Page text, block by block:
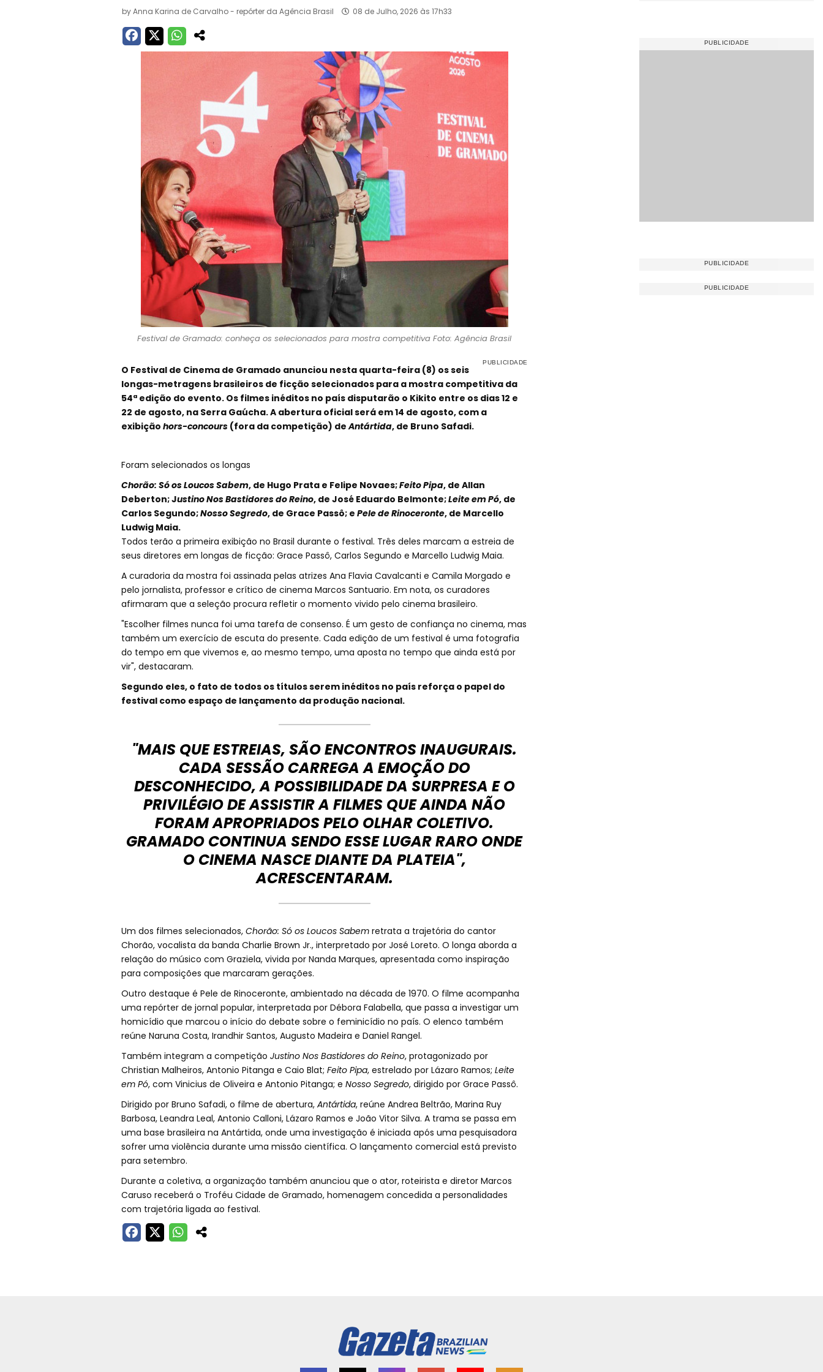
byAnna Karina de Carvalho - repórter da Agência Brasil 08 de Julho, 2026 às 17h33
Festival de Gramado: conheça os selecionados para mostra competitiva Foto: Agência Brasil
O Festival de Cinema de Gramado anunciou nesta quarta-feira (8) os seis
longas-metragens brasileiros de ficção selecionados para a mostra competitiva da
54ª edição do evento. Os filmes inéditos no país disputarão o Kikito entre os dias 12 e
22 de agosto, na Serra Gaúcha. A abertura oficial será em 14 de agosto, com a
exibição hors-concours(fora da competição) deAntártida, de Bruno Safadi.
Foram selecionados os longas
Chorão: Só os Loucos Sabem, de Hugo Prata e Felipe Novaes;Feito Pipa, de Allan
Deberton; Justino Nos Bastidores do Reino, de José Eduardo Belmonte;Leite em Pó, de
Carlos Segundo;Nosso Segredo, de Grace Passô; e Pele de Rinoceronte, de Marcello
Ludwig Maia.
Todos terão a primeira exibição no Brasil durante o festival. Três deles marcam a estreia de
seus diretores em longas de ficção: Grace Passô, Carlos Segundo e Marcello Ludwig Maia.
A curadoria da mostra foi assinada pelas atrizes Ana Flavia Cavalcanti e Camila Morgado e
pelo jornalista, professor e crítico de cinema Marcos Santuario. Em nota, os curadores
afirmaram que a seleção procura refletir o momento vivido pelo cinema brasileiro.
"Escolher filmes nunca foi uma tarefa de consenso. É um gesto de confiança no cinema, mas
também um exercício de escuta do presente. Cada edição de um festival é uma fotografia
do tempo em que vivemos e, ao mesmo tempo, uma aposta no tempo que ainda está por
vir", destacaram.
Segundo eles, o fato de todos os títulos serem inéditos no país reforça o papel do
festival como espaço de lançamento da produção nacional.
"MAIS QUE ESTREIAS, SÃO ENCONTROS INAUGURAIS.
CADA SESSÃO CARREGA A EMOÇÃO DO
DESCONHECIDO, A POSSIBILIDADE DA SURPRESA E O
PRIVILÉGIO DE ASSISTIR A FILMES QUE AINDA NÃO
FORAM APROPRIADOS PELO OLHAR COLETIVO.
GRAMADO CONTINUA SENDO ESSE LUGAR RARO ONDE
O CINEMA NASCE DIANTE DA PLATEIA",
ACRESCENTARAM.
Um dos filmes selecionados, Chorão: Só os Loucos Sabem retrata a trajetória do cantor
Chorão, vocalista da banda Charlie Brown Jr., interpretado por José Loreto. O longa aborda a
relação do músico com Graziela, vivida por Nanda Marques, apresentada como inspiração
para composições que marcaram gerações.
Outro destaque é Pele de Rinoceronte, ambientado na década de 1970. O filme acompanha
uma repórter de jornal popular, interpretada por Débora Falabella, que passa a investigar um
homicídio que marcou o início do debate sobre o feminicídio no país. O elenco também
reúne Naruna Costa, Irandhir Santos, Augusto Madeira e Daniel Rangel.
Também integram a competição Justino Nos Bastidores do Reino, protagonizado por
Christian Malheiros, Antonio Pitanga e Caio Blat; Feito Pipa, estrelado por Lázaro Ramos; Leite
em Pó, com Vinicius de Oliveira e Antonio Pitanga; e Nosso Segredo, dirigido por Grace Passô.
Dirigido por Bruno Safadi, o filme de abertura, Antártida, reúne Andrea Beltrão, Marina Ruy
Barbosa, Leandra Leal, Antonio Calloni, Lázaro Ramos e João Vitor Silva. A trama se passa em
uma base brasileira na Antártida, onde uma investigação é iniciada após uma pesquisadora
sofrer uma violência durante uma missão científica. O lançamento comercial está previsto
para setembro.
Durante a coletiva, a organização também anunciou que o ator, roteirista e diretor Marcos
Caruso receberá o Troféu Cidade de Gramado, homenagem concedida a personalidades
com trajetória ligada ao festival.